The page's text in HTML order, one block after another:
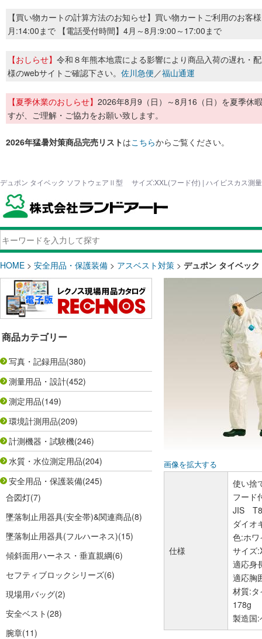
【買い物カートの計算方法のお知らせ】買い物カートご利用のお客
月:14:00まで 【電話受付時間】4月～8月:9:00～17:00まで
【おしらせ】 令和８年熊本地震による影響により商品入荷の遅れ・
様のwebサイトご確認下さい。 佐川急便／福山通運
【夏季休業のおしらせ】 2026年8月9（日）～8月16（日）を夏季休
すが、ご理解・ご協力をお願い致します。
2026年猛暑対策商品完売リストはこちらからご覧ください。
デュポン タイベック ソフトウェアⅡ型 サイズ:XXL(フード付) | ハイビスカス測
HOME > 安全用品・保護装備 > アスベスト対策 > デュポン タイベッ
商品カテゴリー
写真・記録用品(380)
測量用品・設計(452)
測定用品(149)
環境計測用品(209)
計測機器・試験機(246)
水質・水位測定用品(204)
安全用品・保護装備(245)
合図灯(7)
墜落制止用器具(安全帯)&関連商品(8)
墜落制止用器具(フルハーネス)(15)
傾斜面用ハーネス・垂直親綱(6)
セフティブロックシリーズ(6)
現場用バッグ(2)
安全ベスト (28)
腕章(11)
画像を拡大する
仕様
使い捨
フード
JIS
ダイオ
色:ホワ
サイズ
適応身
適応胸
材質:
178g
製造国